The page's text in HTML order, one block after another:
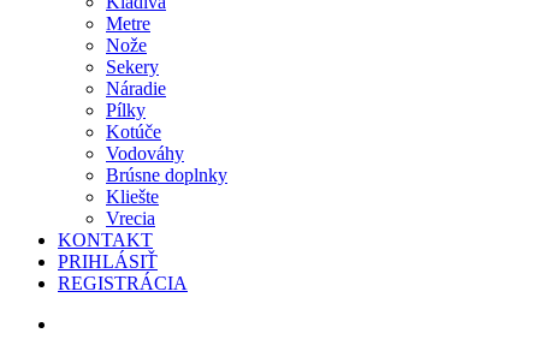
Metre
Nože
Sekery
Náradie
Pílky
Kotúče
Vodováhy
Brúsne doplnky
Kliešte
Vrecia
KONTAKT
PRIHLÁSIŤ
REGISTRÁCIA